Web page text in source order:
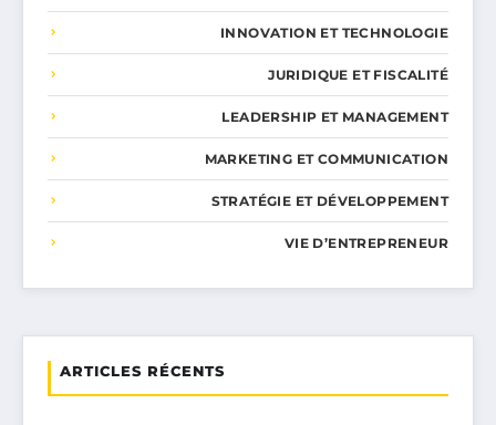
INNOVATION ET TECHNOLOGIE
JURIDIQUE ET FISCALITÉ
LEADERSHIP ET MANAGEMENT
MARKETING ET COMMUNICATION
STRATÉGIE ET DÉVELOPPEMENT
VIE D’ENTREPRENEUR
ARTICLES RÉCENTS